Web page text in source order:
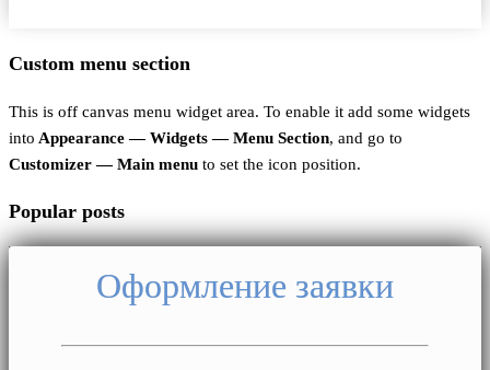
Custom menu section
This is off canvas menu widget area. To enable it add some widgets
into Appearance — Widgets — Menu Section, and go to
Customizer — Main menu to set the icon position.
Popular posts
Оформление заявки